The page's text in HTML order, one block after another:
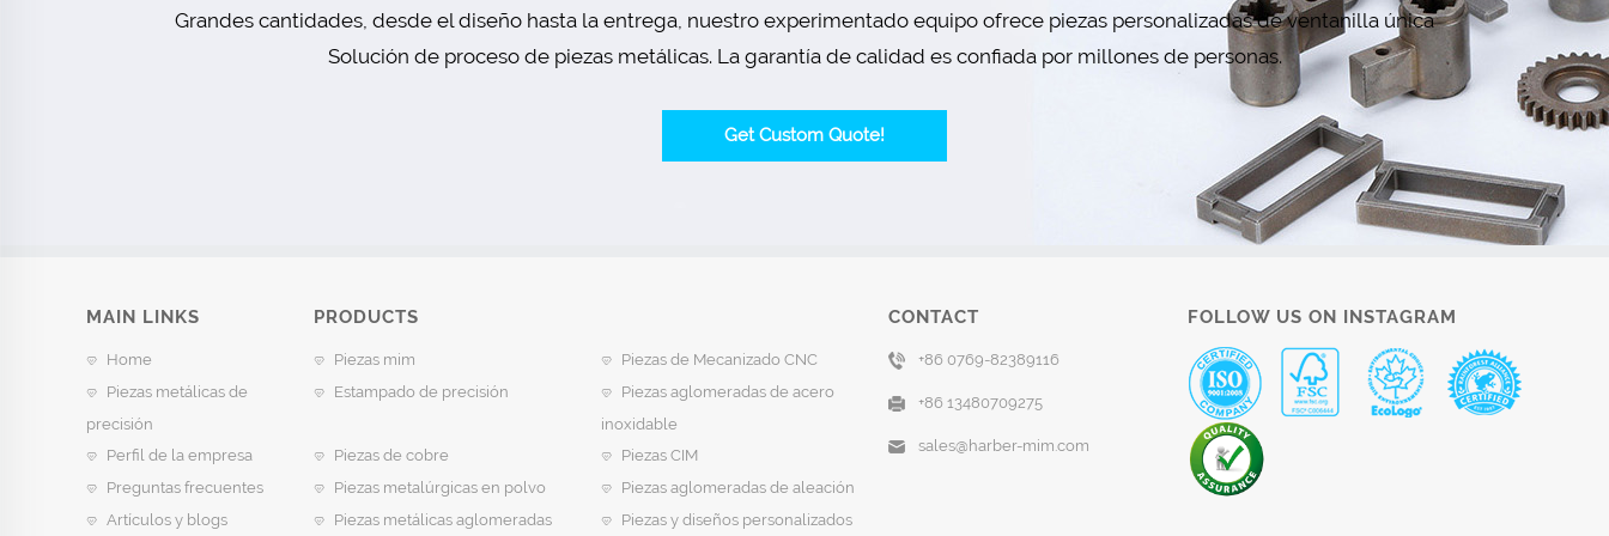
Grandes cantidades, desde el diseño hasta la entrega, nuestro experimentado equipo ofrece piezas personalizadas de ventanilla única
Solución de proceso de piezas metálicas. La garantía de calidad es confiada por millones de personas.
Get Custom Quote!
MAIN LINKS
Home
Piezas metálicas de
precisión
Perfil de la empresa
Preguntas frecuentes
Artículos y blogs
PRODUCTS
Piezas mim
Piezas de Mecanizado CNC
Estampado de precisión
Piezas aglomeradas de acero
inoxidable
Piezas de cobre
Piezas CIM
Piezas metalúrgicas en polvo
Piezas aglomeradas de aleación
Piezas metálicas aglomeradas
Piezas y diseños personalizados
CONTACT
+86 0769-82389116
+86 13480709275
sales@harber-mim.com
FOLLOW US ON INSTAGRAM